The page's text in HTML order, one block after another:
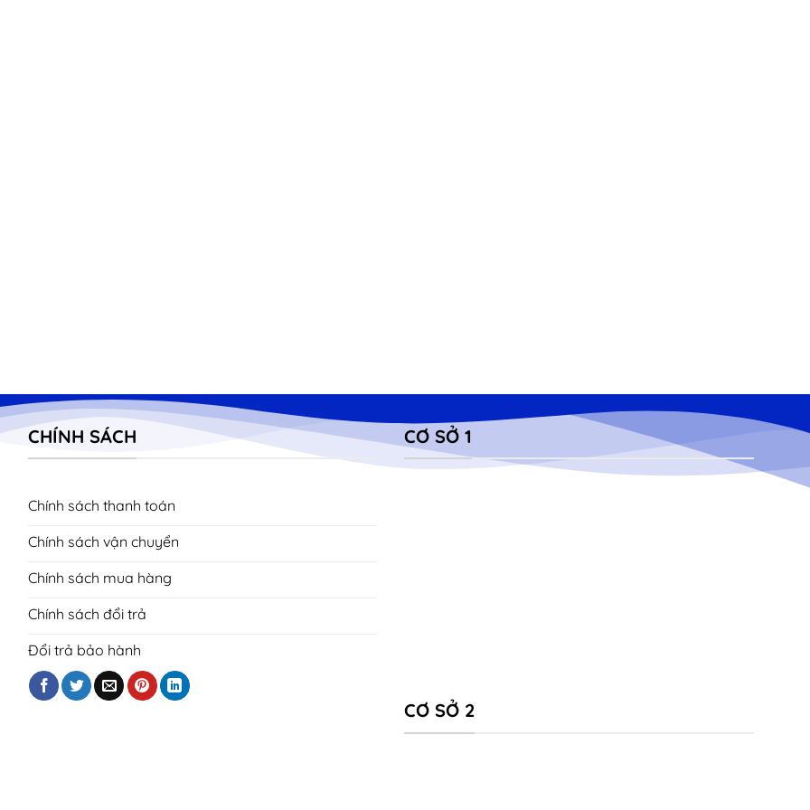
CHÍNH SÁCH
Chính sách thanh toán
Chính sách vận chuyển
Chính sách mua hàng
Chính sách đổi trả
Đổi trả bảo hành
CƠ SỞ 1
CƠ SỞ 2